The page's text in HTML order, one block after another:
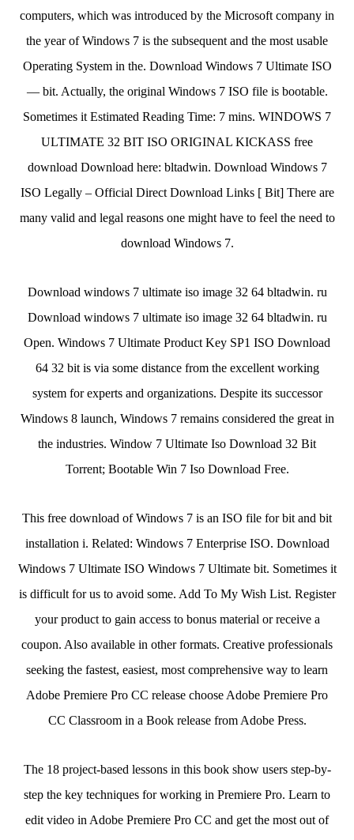
computers, which was introduced by the Microsoft company in
the year of Windows 7 is the subsequent and the most usable
Operating System in the. Download Windows 7 Ultimate ISO
— bit. Actually, the original Windows 7 ISO file is bootable.
Sometimes it Estimated Reading Time: 7 mins. WINDOWS 7
ULTIMATE 32 BIT ISO ORIGINAL KICKASS free
download Download here: bltadwin. Download Windows 7
ISO Legally – Official Direct Download Links [ Bit] There are
many valid and legal reasons one might have to feel the need to
download Windows 7.
Download windows 7 ultimate iso image 32 64 bltadwin. ru
Download windows 7 ultimate iso image 32 64 bltadwin. ru
Open. Windows 7 Ultimate Product Key SP1 ISO Download
64 32 bit is via some distance from the excellent working
system for experts and organizations. Despite its successor
Windows 8 launch, Windows 7 remains considered the great in
the industries. Window 7 Ultimate Iso Download 32 Bit
Torrent; Bootable Win 7 Iso Download Free.
This free download of Windows 7 is an ISO file for bit and bit
installation i. Related: Windows 7 Enterprise ISO. Download
Windows 7 Ultimate ISO Windows 7 Ultimate bit. Sometimes it
is difficult for us to avoid some. Add To My Wish List. Register
your product to gain access to bonus material or receive a
coupon. Also available in other formats. Creative professionals
seeking the fastest, easiest, most comprehensive way to learn
Adobe Premiere Pro CC release choose Adobe Premiere Pro
CC Classroom in a Book release from Adobe Press.
The 18 project-based lessons in this book show users step-by-
step the key techniques for working in Premiere Pro. Learn to
edit video in Adobe Premiere Pro CC and get the most out of